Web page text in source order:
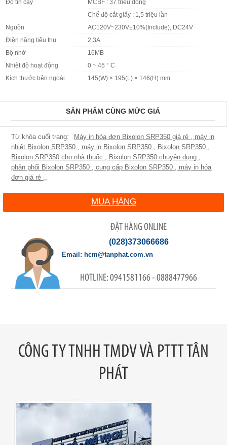
Độ tin cậy
MCBF : 37 triệu dòng
Chế độ cắt giấy : 1,5 triệu lần
Nguồn
AC120V~230V±10%(Include), DC24V
Điện năng tiêu thụ
2,3A
Bộ nhớ
16MB
Nhiệt độ hoạt động
0 ~ 45 ° C
Kích thước bên ngoài
145(W) × 195(L) × 146(H) mm
SẢN PHẨM CÙNG MỨC GIÁ
Máy in hóa đơn Bixolon SRP350 giá rẻ , máy in
nhiệt Bixolon SRP350 , máy in Bixolon SRP350 , Bixolon SRP350 ,
Bixolon SRP350 cho nhà thuốc , Bixolon SRP350 chuyên dụng ,
phân phối Bixolon SRP350 , cung cấp Bixolon SRP350 , máy in hóa
đơn giá rẻ ,,
MUA HÀNG
ĐẶT HÀNG ONLINE
(028)373066686
0941581166 - 0888477966
hcm@tanphat.com.vn
CÔNG TY TNHH TMDV VÀ PTTT TÂN
PHÁT